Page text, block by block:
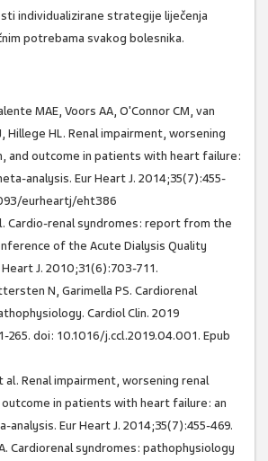
individualizirane strategije liječenja
potrebama svakog bolesnika.
MAE, Voors AA, O'Connor CM, van
Hillege HL. Renal impairment, worsening
and outcome in patients with heart failure:
analysis. Eur Heart J. 2014;35(7):455-
eurheartj/eht386
Cardio-renal syndromes: report from the
of the Acute Dialysis Quality
J. 2010;31(6):703-711.
N, Garimella PS. Cardiorenal
Cardiol Clin. 2019
265. doi: 10.1016/j.ccl.2019.04.001. Epub
al. Renal impairment, worsening renal
in patients with heart failure: an
analysis. Eur Heart J. 2014;35(7):455-469.
Cardiorenal syndromes: pathophysiology